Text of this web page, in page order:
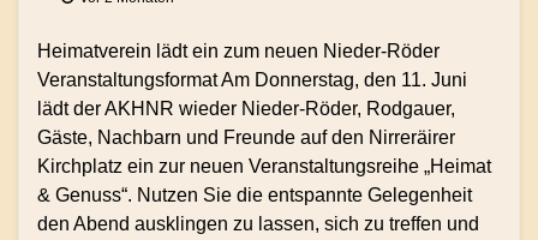
Heimatverein lädt ein zum neuen Nieder-Röder
Veranstaltungsformat Am Donnerstag, den 11. Juni
lädt der AKHNR wieder Nieder-Röder, Rodgauer,
Gäste, Nachbarn und Freunde auf den Nirreräirer
Kirchplatz ein zur neuen Veranstaltungsreihe „Heimat
& Genuss“. Nutzen Sie die entspannte Gelegenheit
den Abend ausklingen zu lassen, sich zu treffen und